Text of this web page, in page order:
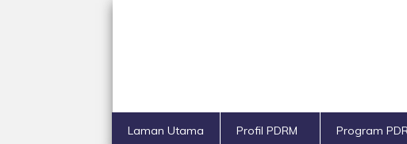
Laman Utama Profil PDRM Program